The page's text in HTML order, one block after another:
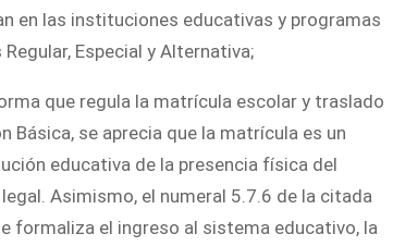
en las instituciones educativas y programas
Especial y Alternativa;
que regula la matrícula escolar y traslado
se aprecia que la matrícula es un
educativa de la presencia física del
Asimismo, el numeral 5.7.6 de la citada
formaliza el ingreso al sistema educativo, la